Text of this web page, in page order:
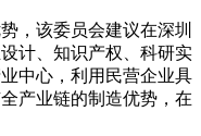
，该委员会建议在深圳
计、知识产权、科研实
中心，利用民营企业具
产业链的制造优势，在